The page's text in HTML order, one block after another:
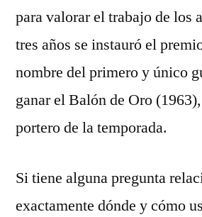
para valorar el trabajo de los
tres años se instauró el
nombre del primero y único
ganar el Balón de Oro
portero de la temporada.
Si tiene alguna pregunta
exactamente dónde y cómo